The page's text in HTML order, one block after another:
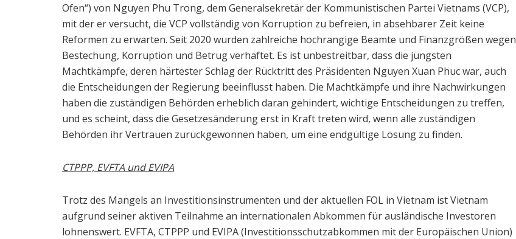
Ofen“) von Nguyen Phu Trong, dem Generalsekretär der Kommunistischen Partei Vietnams (VCP),
mit der er versucht, die VCP vollständig von Korruption zu befreien, in absehbarer Zeit keine
Reformen zu erwarten. Seit 2020 wurden zahlreiche hochrangige Beamte und Finanzgrößen wegen
Bestechung, Korruption und Betrug verhaftet. Es ist unbestreitbar, dass die jüngsten
Machtkämpfe, deren härtester Schlag der Rücktritt des Präsidenten Nguyen Xuan Phuc war, auch
die Entscheidungen der Regierung beeinflusst haben. Die Machtkämpfe und ihre Nachwirkungen
haben die zuständigen Behörden erheblich daran gehindert, wichtige Entscheidungen zu treffen,
und es scheint, dass die Gesetzesänderung erst in Kraft treten wird, wenn alle zuständigen
Behörden ihr Vertrauen zurückgewonnen haben, um eine endgültige Lösung zu finden.
CTPPP, EVFTA und EVIPA
Trotz des Mangels an Investitionsinstrumenten und der aktuellen FOL in Vietnam ist Vietnam
aufgrund seiner aktiven Teilnahme an internationalen Abkommen für ausländische Investoren
lohnenswert. EVFTA, CTPPP und EVIPA (Investitionsschutzabkommen mit der Europäischen Union)